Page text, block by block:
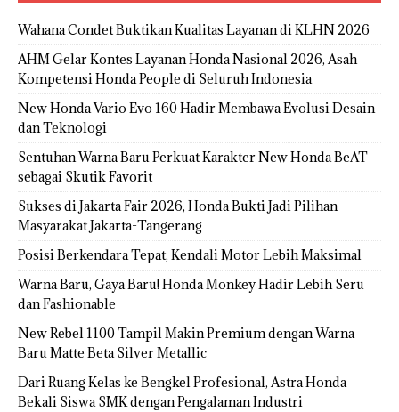
Wahana Condet Buktikan Kualitas Layanan di KLHN 2026
AHM Gelar Kontes Layanan Honda Nasional 2026, Asah
Kompetensi Honda People di Seluruh Indonesia
New Honda Vario Evo 160 Hadir Membawa Evolusi Desain
dan Teknologi
Sentuhan Warna Baru Perkuat Karakter New Honda BeAT
sebagai Skutik Favorit
Sukses di Jakarta Fair 2026, Honda Bukti Jadi Pilihan
Masyarakat Jakarta-Tangerang
Posisi Berkendara Tepat, Kendali Motor Lebih Maksimal
Warna Baru, Gaya Baru! Honda Monkey Hadir Lebih Seru
dan Fashionable
New Rebel 1100 Tampil Makin Premium dengan Warna
Baru Matte Beta Silver Metallic
Dari Ruang Kelas ke Bengkel Profesional, Astra Honda
Bekali Siswa SMK dengan Pengalaman Industri